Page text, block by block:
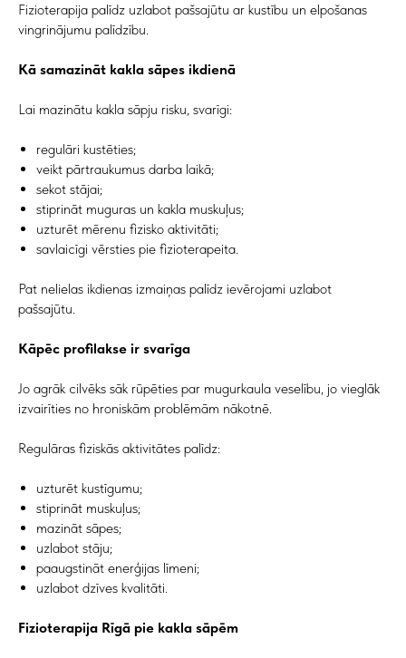
Fizioterapija palīdz uzlabot pašsajūtu ar kustību un elpošanas
vingrinājumu palīdzību.
Kā samazināt kakla sāpes ikdienā
Lai mazinātu kakla sāpju risku, svarīgi:
regulāri kustēties;
veikt pārtraukumus darba laikā;
sekot stājai;
stiprināt muguras un kakla muskuļus;
uzturēt mērenu fizisko aktivitāti;
savlaicīgi vērsties pie fizioterapeita.
Pat nelielas ikdienas izmaiņas palīdz ievērojami uzlabot
pašsajūtu.
Kāpēc profilakse ir svarīga
Jo agrāk cilvēks sāk rūpēties par mugurkaula veselību, jo vieglāk
izvairīties no hroniskām problēmām nākotnē.
Regulāras fiziskās aktivitātes palīdz:
uzturēt kustīgumu;
stiprināt muskuļus;
mazināt sāpes;
uzlabot stāju;
paaugstināt enerģijas līmeni;
uzlabot dzīves kvalitāti.
Fizioterapija Rīgā pie kakla sāpēm